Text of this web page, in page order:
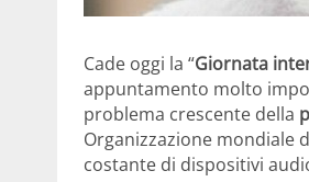
Cade oggi la “Giornata
appuntamento molto
problema crescente della
Organizzazione mondiale
costante di dispositivi